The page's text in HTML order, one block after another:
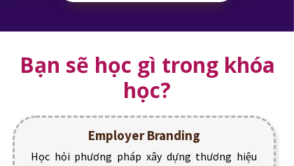
Bạn sẽ học gì trong khóa
học?
Học hỏi phương pháp xây dựng thương hiệu
Employer Branding